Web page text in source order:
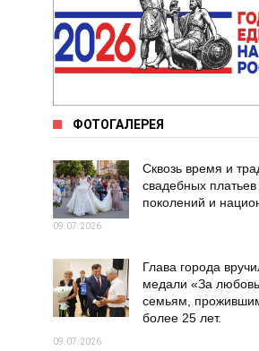
ФОТОГАЛЕРЕЯ
Сквозь время и
свадебных
поколений и
09.07.2026
Глава города
медали «За
семьям,
более 25 лет.
09.07.2026